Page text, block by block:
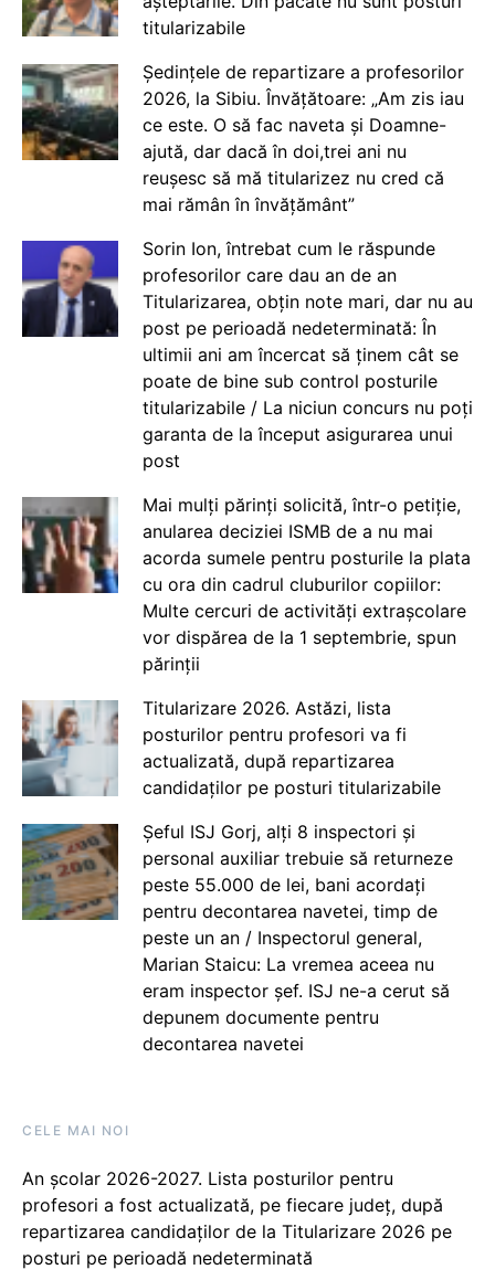
titularizabile
Ședințele de repartizare a profesorilor
2026, la Sibiu. Învățătoare: „Am zis iau
ce este. O să fac naveta și Doamne-
ajută, dar dacă în doi,trei ani nu
reușesc să mă titularizez nu cred că
mai rămân în învățământ”
Sorin Ion, întrebat cum le răspunde
profesorilor care dau an de an
Titularizarea, obțin note mari, dar nu au
post pe perioadă nedeterminată: În
ultimii ani am încercat să ținem cât se
poate de bine sub control posturile
titularizabile / La niciun concurs nu poți
garanta de la început asigurarea unui
post
Mai mulți părinți solicită, într-o petiție,
anularea deciziei ISMB de a nu mai
acorda sumele pentru posturile la plata
cu ora din cadrul cluburilor copiilor:
Multe cercuri de activități extrașcolare
vor dispărea de la 1 septembrie, spun
părinții
Titularizare 2026. Astăzi, lista
posturilor pentru profesori va fi
actualizată, după repartizarea
candidaților pe posturi titularizabile
Șeful ISJ Gorj, alți 8 inspectori și
personal auxiliar trebuie să returneze
peste 55.000 de lei, bani acordați
pentru decontarea navetei, timp de
peste un an / Inspectorul general,
Marian Staicu: La vremea aceea nu
eram inspector șef. ISJ ne-a cerut să
depunem documente pentru
decontarea navetei
CELE MAI NOI
An școlar 2026-2027. Lista posturilor pentru
profesori a fost actualizată, pe fiecare județ, după
repartizarea candidaților de la Titularizare 2026 pe
posturi pe perioadă nedeterminată